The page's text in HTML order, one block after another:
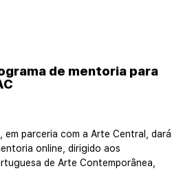
de mentoria para
em parceria com a Arte Central, dará
online, dirigido aos
de Arte Contemporânea,